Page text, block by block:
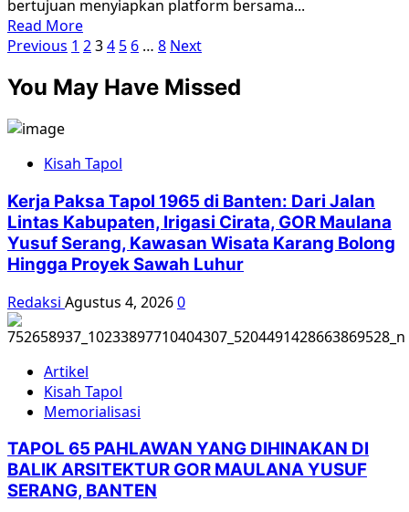
bertujuan menyiapkan platform bersama...
Read MoreRead
more
Kejahatan
Genosida
di
Jeju
Paginasi
pos
Previous 1 234 5 6 … 8 Next
You May Have Missed
Kisah Tapol
Kerja Paksa Tapol 1965 di Banten: Dari Jalan
Lintas Kabupaten, Irigasi Cirata, GOR Maulana
Yusuf Serang, Kawasan Wisata Karang Bolong
Hingga Proyek Sawah Luhur
Redaksi Agustus 4, 20260
Artikel
Kisah Tapol
Memorialisasi
TAPOL 65 PAHLAWAN YANG DIHINAKAN DI
BALIK ARSITEKTUR GOR MAULANA YUSUF
SERANG, BANTEN